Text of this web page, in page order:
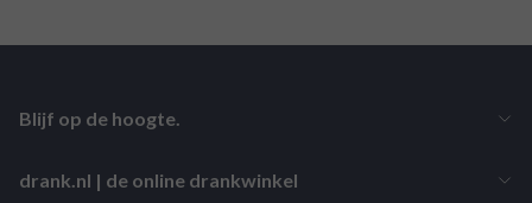
drank.nl | de online drankwinkel
Blijf op de hoogte.